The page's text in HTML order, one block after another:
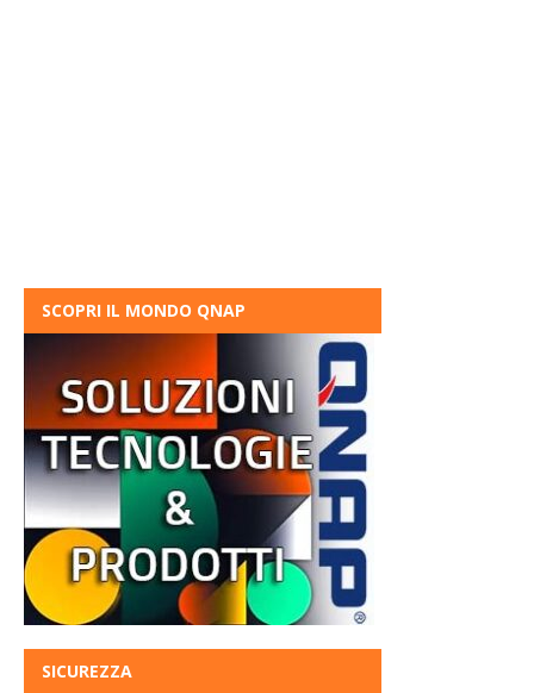
SCOPRI IL MONDO QNAP
SICUREZZA